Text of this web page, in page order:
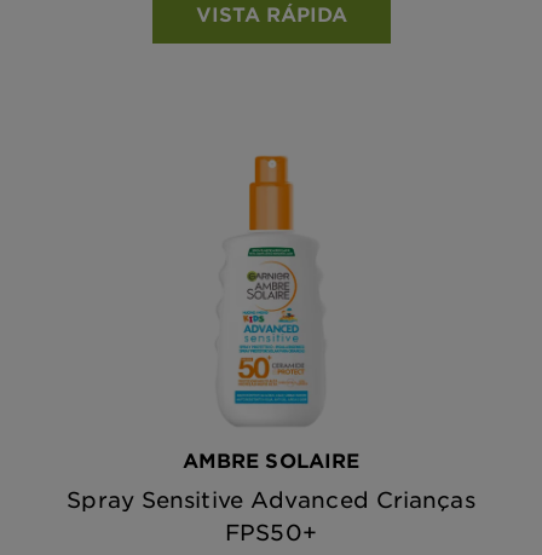
VISTA RÁPIDA
AMBRE SOLAIRE
Spray Sensitive Advanced Crianças
FPS50+